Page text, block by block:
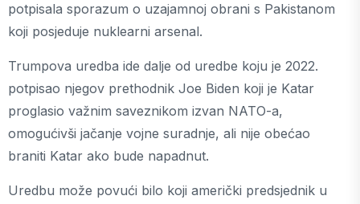
potpisala sporazum o uzajamnoj obrani s Pakistanom
koji posjeduje nuklearni arsenal.
Trumpova uredba ide dalje od uredbe koju je 2022.
potpisao njegov prethodnik Joe Biden koji je Katar
proglasio važnim saveznikom izvan NATO-a,
omogućivši jačanje vojne suradnje, ali nije obećao
braniti Katar ako bude napadnut.
Uredbu može povući bilo koji američki predsjednik u